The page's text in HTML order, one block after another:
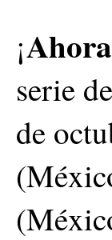
¡
serie
de